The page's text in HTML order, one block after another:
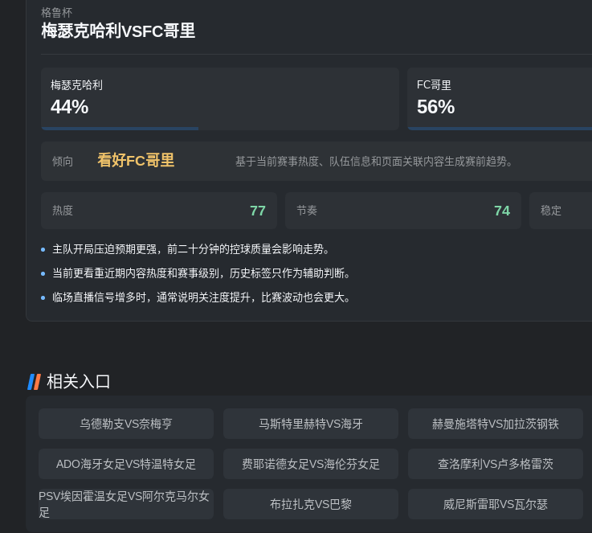
格鲁杯
梅瑟克哈利VSFC哥里
梅瑟克哈利
44%
FC哥里
56%
倾向 看好FC哥里 基于当前赛事热度、队伍信息和页面关联内容生成赛前趋势。
热度 77 节奏 74 稳定
主队开局压迫预期更强，前二十分钟的控球质量会影响走势。
当前更看重近期内容热度和赛事级别，历史标签只作为辅助判断。
临场直播信号增多时，通常说明关注度提升，比赛波动也会更大。
相关入口
乌德勒支VS奈梅亨 马斯特里赫特VS海牙 赫曼施塔特VS加拉茨钢铁
ADO海牙女足VS特温特女足 费耶诺德女足VS海伦芬女足 查洛摩利VS卢多格雷茨
PSV埃因霍温女足VS阿尔克马尔女
足
布拉扎克VS巴黎 威尼斯雷耶VS瓦尔瑟